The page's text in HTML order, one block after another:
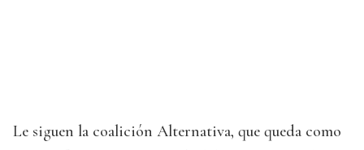
Le siguen la coalición Alternativa, que queda como